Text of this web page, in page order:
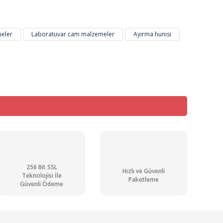
Laboratuvar cam malzemeler
Ayırma hunisi
256 Bit SSL
Teknolojisi İle
Güvenli Ödeme
Hızlı ve Güvenli
Paketleme